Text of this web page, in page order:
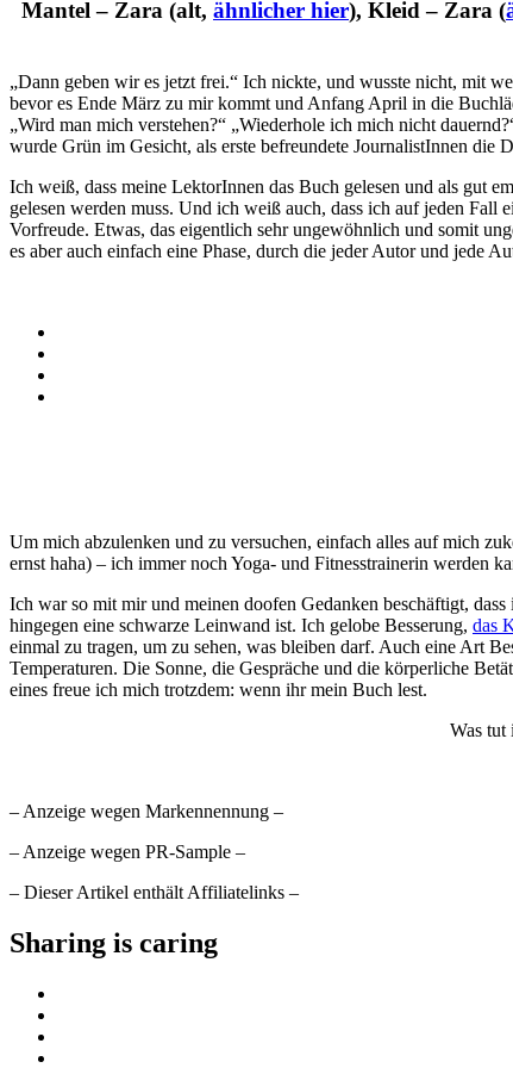
Mantel – Zara (alt, ähnlicher hier), Kleid – Zara (
„Dann geben wir es jetzt frei.“ Ich nickte, und wusste nicht, mit
bevor es Ende März zu mir kommt und Anfang April in die
„Wird man mich verstehen?“ „Wiederhole ich mich nicht
wurde Grün im Gesicht, als erste befreundete JournalistInnen
Ich weiß, dass meine LektorInnen das Buch gelesen und als gut
gelesen werden muss. Und ich weiß auch, dass ich auf jeden
Vorfreude. Etwas, das eigentlich sehr ungewöhnlich und somit
es aber auch einfach eine Phase, durch die jeder Autor und jede
Um mich abzulenken und zu versuchen, einfach alles auf mich
ernst haha) – ich immer noch Yoga- und Fitnesstrainerin werden
Ich war so mit mir und meinen doofen Gedanken beschäftigt,
hingegen eine schwarze Leinwand ist. Ich gelobe Besserung, das
einmal zu tragen, um zu sehen, was bleiben darf. Auch eine Art
Temperaturen. Die Sonne, die Gespräche und die körperliche
eines freue ich mich trotzdem: wenn ihr mein Buch lest.
Was tut
– Anzeige wegen Markennennung –
– Anzeige wegen PR-Sample –
– Dieser Artikel enthält Affiliatelinks –
Sharing is caring